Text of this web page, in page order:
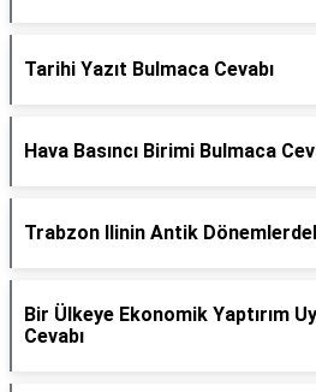
Tarihi Yazıt Bulmaca Cevabı
Hava Basıncı Birimi Bulmaca
Trabzon Ilinin Antik
Bir Ülkeye Ekonomik Yaptırım
Cevabı